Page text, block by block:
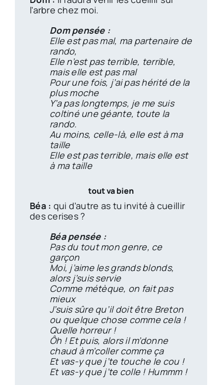
l’arbre chez moi.
Dom pensée :
Elle est pas mal, ma partenaire de
rando,
Elle n’est pas terrible, terrible,
mais elle est pas mal
Pour une fois, j’ai pas hérité de la
plus moche
Y’a pas longtemps, je me suis
coltiné une géante, toute la
rando.
Au moins, celle-là, elle est à ma
taille
Elle est pas terrible, mais elle est
à ma taille
tout va bien
Béa : qui d’autre as tu invité à cueillir
des cerises ?
Béa pensée :
Pas du tout mon genre, ce
garçon
Moi, j’aime les grands blonds,
alors j’suis servie
Comme métèque, on fait pas
mieux
J’suis sûre qu’il doit être Breton
ou quelque chose comme cela !
Quelle horreur !
Ôh ! Et puis, alors il m’donne
chaud à m’coller comme ça
Et vas-y que j’te touche le cou !
Et vas-y que j’te colle ! Hummm !